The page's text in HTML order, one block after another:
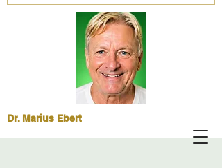
Dr. Marius Ebert